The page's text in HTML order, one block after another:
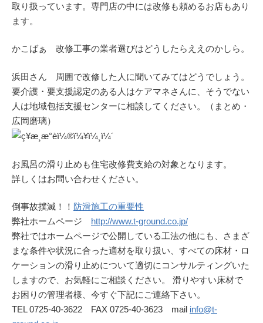
取り扱っています。専門店の中には改修も頼めるお店もあり
ます。
かこばぁ 改修工事の業者選びはどうしたらええのかしら。
浜田さん 周囲で改修した人に聞いてみてはどうでしょう。
要介護・要支援認定のある人はケアマネさんに、そうでない
人は地域包括支援センターに相談してください。（まとめ・
広岡磨璃）
お風呂の滑り止めも住宅改修費支給の対象となります。
詳しくはお問い合わせください。
倒事故撲滅！！ 防滑施工の重要性
弊社ホームページ http://www.t-ground.co.jp/
弊社ではホームページで公開している工法の他にも、さまざ
まな条件や状況に合った適材を取り扱い、すべての床材・ロ
ケーションの滑り止めについて適切にコンサルティングいた
しますので、お気軽にご相談ください。 滑りやすい床材で
お困りの管理者様、今すぐ下記にご連絡下さい。
TEL 0725-40-3622 FAX 0725-40-3623 mail info@t-